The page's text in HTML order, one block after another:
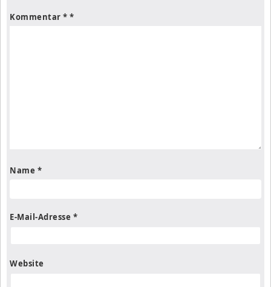
Kommentar *
Name *
E-Mail-Adresse *
Website